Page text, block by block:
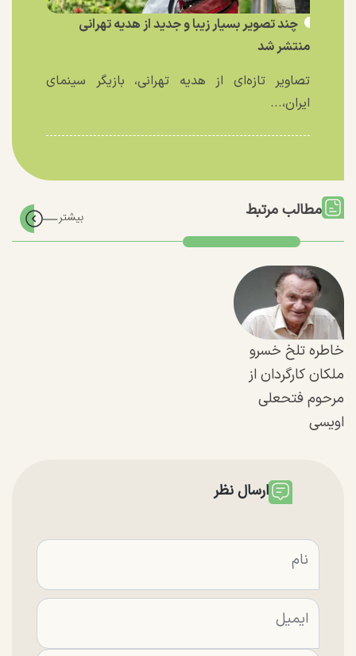
چند تصویر بسیار زیبا و جدید از هدیه تهرانی
منتشر شد
تصاویر تازه‌ای از هدیه تهرانی، بازیگر سینمای
ایران،...
مطالب مرتبط
خاطره تلخ خسرو
ملکان کارگردان از
مرحوم فتحعلی
اویسی
ارسال نظر